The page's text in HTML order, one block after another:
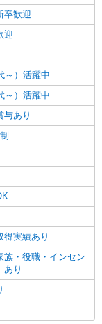
を見る
卒歓迎
迎
～）活躍中
～）活躍中
与あり
得実績あり
族・役職・インセン
あり